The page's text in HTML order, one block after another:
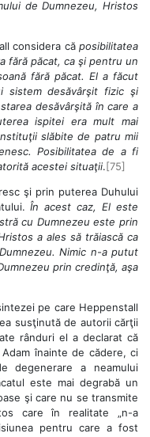
de Dumnezeu, Hristos
considera că posibilitatea
fără păcat, ca şi pentru un
fără păcat. El a făcut
sistem desăvârşit fizic şi
desăvârşită în care a
ispitei era mult mai
slăbite de patru mii
Posibilitatea de a fi
acestei situaţii.[75]
şi prin puterea Duhului
În acest caz, El este
cu Dumnezeu este prin
a ales să trăiască ca
Nimic n-a putut
prin credinţă, aşa
pe care Heppenstall
susţinută de autorii cărţii
rânduri el a declarat că
înainte de cădere, ci
degenerare a neamului
este mai degrabă un
şi care nu se transmite
care în realitate „n-a
pentru care a fost